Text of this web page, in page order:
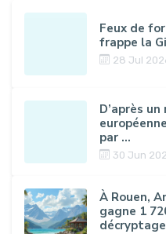
Feux de
frappe la
28 Jul
D’après
par ...
30 Jun
À Rouen,
gagne 1